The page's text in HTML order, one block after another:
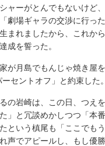
ャーがとんでもないけど
劇場ギャラの交渉に行っ
まれましたから、これか
成を誓った。
月島でもんじゃ焼き屋
セントオフ」と約束した。
岩崎は、この日、つえ
」と冗談めかしつつ「本
という槙尾も「ここでも
声でアピールし、もし優